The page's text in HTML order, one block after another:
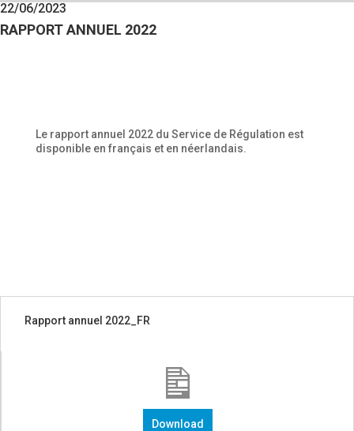
22/06/2023
RAPPORT ANNUEL 2022
Le rapport annuel 2022 du Service de Régulation est
disponible en français et en néerlandais.
Rapport annuel 2022_FR
Download